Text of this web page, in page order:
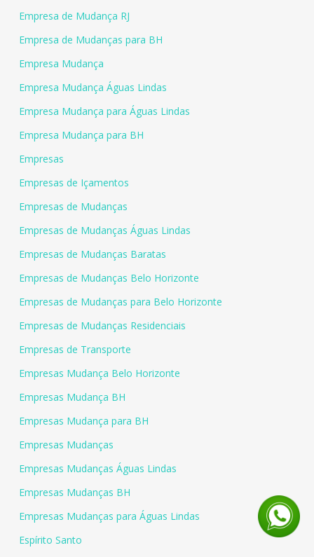
Empresa de Mudança RJ
Empresa de Mudanças para BH
Empresa Mudança
Empresa Mudança Águas Lindas
Empresa Mudança para Águas Lindas
Empresa Mudança para BH
Empresas
Empresas de Içamentos
Empresas de Mudanças
Empresas de Mudanças Águas Lindas
Empresas de Mudanças Baratas
Empresas de Mudanças Belo Horizonte
Empresas de Mudanças para Belo Horizonte
Empresas de Mudanças Residenciais
Empresas de Transporte
Empresas Mudança Belo Horizonte
Empresas Mudança BH
Empresas Mudança para BH
Empresas Mudanças
Empresas Mudanças Águas Lindas
Empresas Mudanças BH
Empresas Mudanças para Águas Lindas
Espírito Santo